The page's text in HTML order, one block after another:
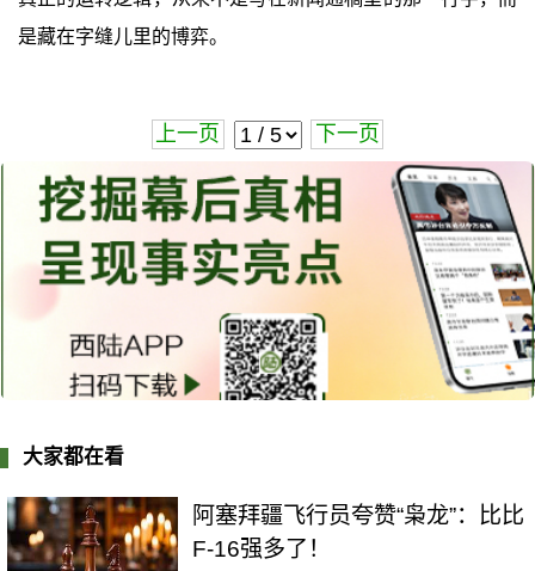
是藏在字缝儿里的博弈。
上一页 下一页
大家都在看
阿塞拜疆飞行员夸赞“枭龙”：比比
F-16强多了！